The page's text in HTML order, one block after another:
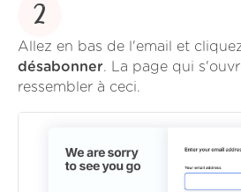
2
Allez en bas de l'email et
désabonner. La page qui
ressembler à ceci.